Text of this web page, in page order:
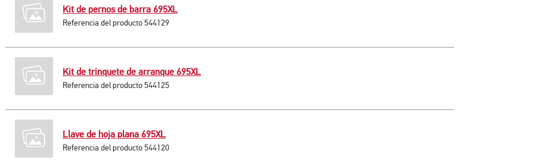
Kit de pernos de barra 695XL
Referencia del producto 544129
Kit de trinquete de arranque 695XL
Referencia del producto 544125
Llave de hoja plana 695XL
Referencia del producto 544120